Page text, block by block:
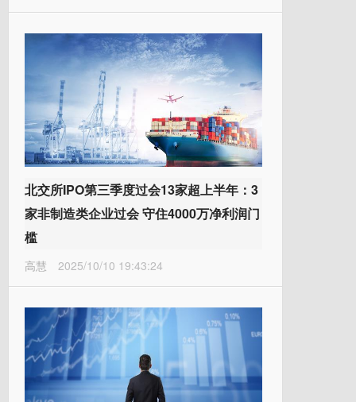
北交所IPO第三季度过会13家超上半年：3
家非制造类企业过会 守住4000万净利润门
槛
高慧 2025/10/10 19:43:24